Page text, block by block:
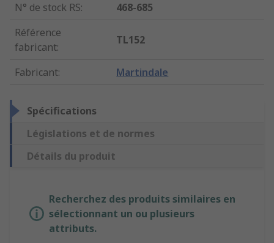
N° de stock RS:
468-685
Référence
fabricant:
TL152
Fabricant: Martindale
Spécifications
Législations et de normes
Détails du produit
Recherchez des produits similaires en
sélectionnant un ou plusieurs
attributs.